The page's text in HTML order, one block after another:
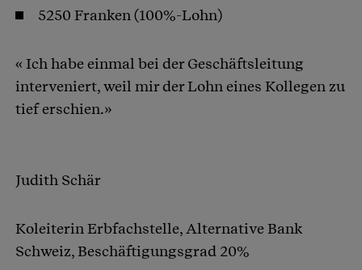
5250 Franken (100%-Lohn)
« Ich habe einmal bei der Geschäftsleitung
interveniert, weil mir der Lohn eines Kollegen zu
tief erschien.»
Judith Schär
Koleiterin Erbfachstelle, Alternative Bank
Schweiz, Beschäftigungsgrad 20%